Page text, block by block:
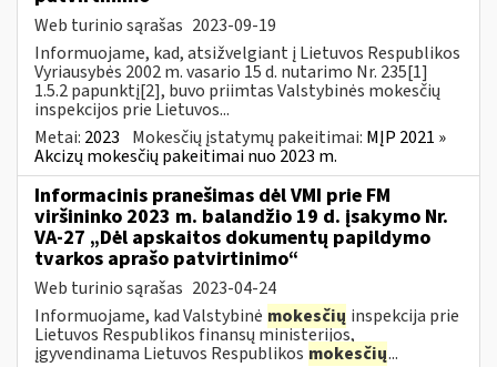
Web turinio sąrašas 2023-09-19
Informuojame, kad, atsižvelgiant į Lietuvos Respublikos
Vyriausybės 2002 m. vasario 15 d. nutarimo Nr. 235[1]
1.5.2 papunktį[2], buvo priimtas Valstybinės mokesčių
inspekcijos prie Lietuvos...
Metai: 2023 Mokesčių įstatymų pakeitimai: MĮP 2021 »
Akcizų mokesčių pakeitimai nuo 2023 m.
Informacinis pranešimas dėl VMI prie FM
viršininko 2023 m. balandžio 19 d. įsakymo Nr.
VA-27 „Dėl apskaitos dokumentų papildymo
tvarkos aprašo patvirtinimo“
Web turinio sąrašas 2023-04-24
Informuojame, kad Valstybinė mokesčių inspekcija prie
Lietuvos Respublikos finansų ministerijos,
įgyvendinama Lietuvos Respublikos mokesčių...